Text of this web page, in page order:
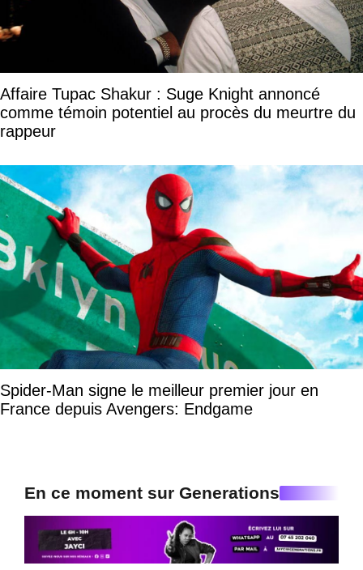
Affaire Tupac Shakur : Suge Knight annoncé
comme témoin potentiel au procès du meurtre du
rappeur
Spider-Man signe le meilleur premier jour en
France depuis Avengers: Endgame
En ce moment sur Generations